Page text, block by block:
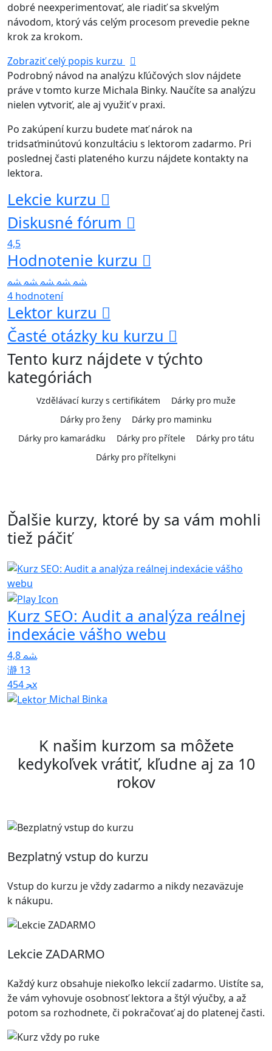
dobré neexperimentovať, ale riadiť sa skvelým
návodom, ktorý vás celým procesom prevedie pekne
krok za krokom.
Zobraziť celý popis kurzu
Podrobný návod na analýzu kľúčových slov nájdete
práve v tomto kurze Michala Binky. Naučíte sa analýzu
nielen vytvoriť, ale aj využiť v praxi.
Po zakúpení kurzu budete mať nárok na
tridsaťminútovú konzultáciu s lektorom zadarmo. Pri
poslednej časti plateného kurzu nájdete kontakty na
lektora.
Lekcie kurzu
Diskusné fórum
4,5
Hodnotenie kurzu
4 hodnotení
Lektor kurzu
Časté otázky ku kurzu
Tento kurz nájdete v týchto
kategóriách
Vzdělávací kurzy s certifikátem
Dárky pro muže
Dárky pro ženy
Dárky pro maminku
Dárky pro kamarádku
Dárky pro přítele
Dárky pro tátu
Dárky pro přítelkyni
Ďalšie kurzy, ktoré by sa vám mohli
tiež páčiť
Kurz SEO: Audit a analýza reálnej
indexácie vášho webu
4,8
13
454x
Michal Binka
K našim kurzom sa môžete
kedykoľvek vrátiť, kľudne aj za 10
rokov
Bezplatný vstup do kurzu
Vstup do kurzu je vždy zadarmo a nikdy nezaväzuje
k nákupu.
Lekcie ZADARMO
Každý kurz obsahuje niekoľko lekcií zadarmo. Uistíte sa,
že vám vyhovuje osobnosť lektora a štýl výučby, a až
potom sa rozhodnete, či pokračovať aj do platenej časti.